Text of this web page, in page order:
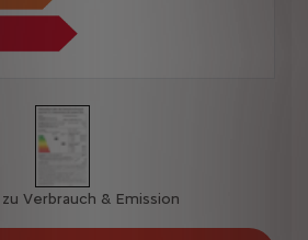
Verbrauch & Emission